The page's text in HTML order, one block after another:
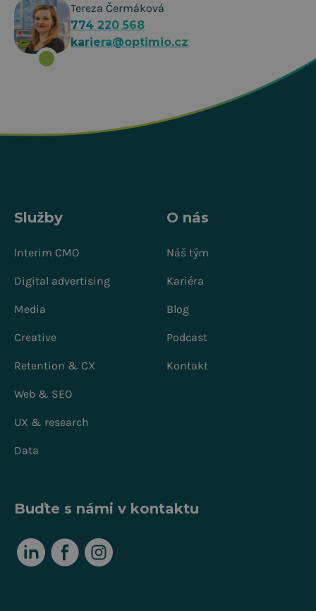
Tereza Čermáková
774 220 568
kariera@optimio.cz
Služby
Interim CMO
Digital advertising
Media
Creative
Retention & CX
Web & SEO
UX & research
Data
O nás
Náš tým
Kariéra
Blog
Podcast
Kontakt
Buďte s námi v kontaktu